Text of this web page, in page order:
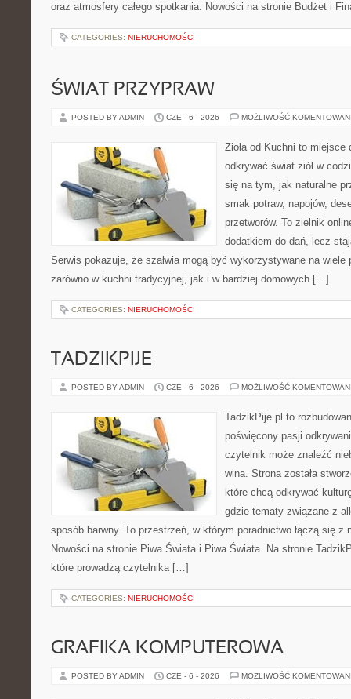
oraz atmosfery całego spotkania. Nowości na stronie Budżet i
CATEGORIES: NIERUCHOMOŚCI
ŚWIAT PRZYPRAW
POSTED BY ADMIN CZE - 6 - 2026 MOŻLIWOŚĆ
Zioła od Kuchni to
odkrywać świat ziół w
się na tym, jak naturalne
smak potraw, napojów,
przetworów. To zielnik
dodatkiem do dań, lecz
Serwis pokazuje, że szałwia mogą być wykorzystywane na wiele
zarówno w kuchni tradycyjnej, jak i w bardziej domowych […]
CATEGORIES: NIERUCHOMOŚCI
TADZIKPIJE
POSTED BY ADMIN CZE - 6 - 2026 MOŻLIWOŚĆ
TadzikPije.pl to
poświęcony pasji
czytelnik może znaleźć
wina. Strona została
które chcą odkrywać
gdzie tematy związane z
sposób barwny. To przestrzeń, w którym poradnictwo łączą się z
Nowości na stronie Piwa Świata i Piwa Świata. Na stronie
które prowadzą czytelnika […]
CATEGORIES: NIERUCHOMOŚCI
GRAFIKA KOMPUTEROWA
POSTED BY ADMIN CZE - 6 - 2026 MOŻLIWOŚĆ